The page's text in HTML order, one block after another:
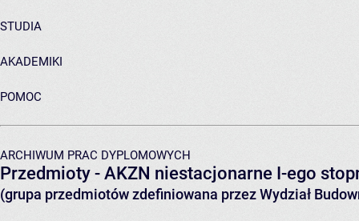
STUDIA
AKADEMIKI
POMOC
ARCHIWUM PRAC DYPLOMOWYCH
Przedmioty - AKZN niestacjonarne I-ego
(grupa przedmiotów zdefiniowana przez Wydział